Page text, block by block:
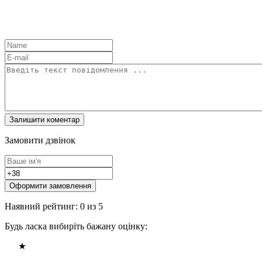
Замовити дзвінок
Оформити замовлення
Наявний рейтинг: 0 из 5
Будь ласка вибиріть бажану оцінку: